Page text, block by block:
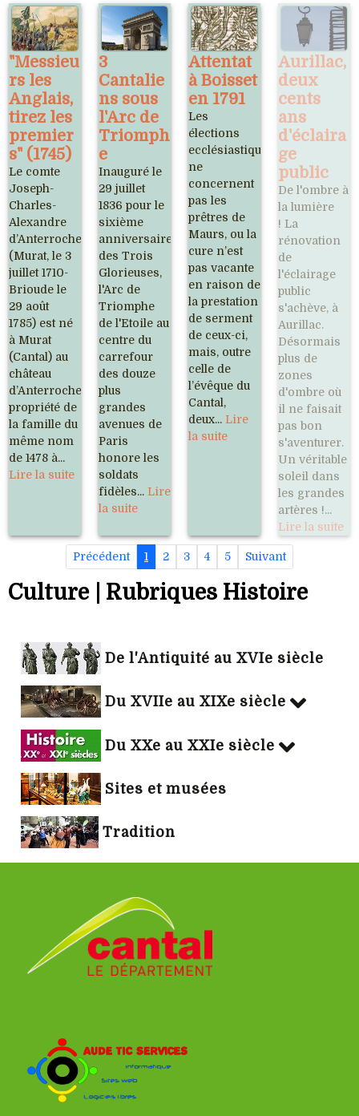
"Messieu
rs les
Anglais,
tirez les
premier
s" (1745)
Le comte
Joseph-
Charles-
Alexandre
d’Anterroches
(Murat, le 3
juillet 1710-
Brioude le
29 août
1785) est né
à Murat
(Cantal) au
château
d’Anterroches,
propriété de
la famille du
même nom
de 1478 à...
Lire la suite
3
Cantalie
ns sous
l'Arc de
Triomph
e
Inauguré le
29 juillet
1836 pour le
sixième
anniversaire
des Trois
Glorieuses,
l'Arc de
Triomphe
de l'Etoile au
centre du
carrefour
des douze
plus
grandes
avenues de
Paris
honore les
soldats
fidèles... Lire
la suite
Attentat
à Boisset
en 1791
Les
élections
ecclésiastiques
ne
concernent
pas les
prêtres de
Maurs, ou la
cure n’est
pas vacante
en raison de
la prestation
de serment
de ceux-ci,
mais, outre
celle de
l’évêque du
Cantal,
deux... Lire
la suite
Aurillac,
deux
cents
ans
d'éclaira
ge
public
De l'ombre à
la lumière
! La
rénovation
de
l'éclairage
public
s'achève, à
Aurillac.
Désormais
plus de
zones
d'ombre où
il ne faisait
pas bon
s'aventurer.
Un véritable
soleil dans
les grandes
artères !...
Lire la suite
Précédent 1 2 3 4 5 Suivant
Culture | Rubriques Histoire
De l'Antiquité au XVIe siècle
Du XVIIe au XIXe siècle
Du XXe au XXIe siècle
Sites et musées
Tradition